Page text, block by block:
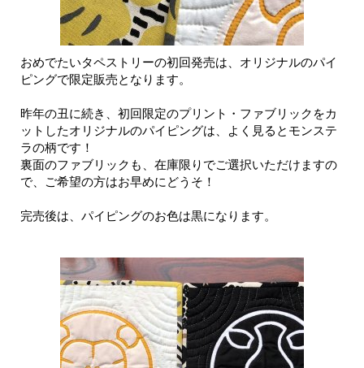
おめでたいタペストリーの初回発売は、オリジナルのパイ
ピングで限定販売となります。
昨年の丑に続き、初回限定のプリント・ファブリックをカ
ットしたオリジナルのパイピングは、よく見るとモンステ
ラの柄です！
裏面のファブリックも、在庫限りでご選択いただけますの
で、ご希望の方はお早めにどうそ！
完売後は、パイピングのお色は黒になります。